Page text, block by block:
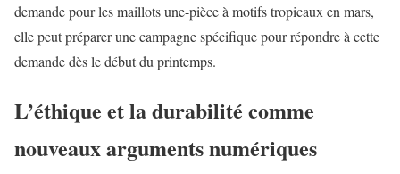
demande pour les maillots une-pièce à motifs tropicaux en mars,
elle peut préparer une campagne spécifique pour répondre à cette
demande dès le début du printemps.
L’éthique et la durabilité comme
nouveaux arguments numériques